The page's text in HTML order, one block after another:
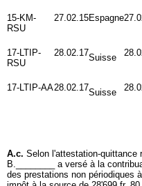
15-KM-
RSU
27.02.15Espagne
17-LTIP-
RSU
28.02.17Suisse
17-LTIP-AA28.02.17Suisse
A.c. Selon l'attestation-quittance
B.________ a versé à la
des prestations non périodiques